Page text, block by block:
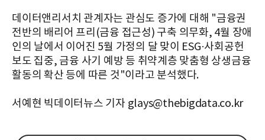
데이터앤리서치 관계자는 관심도 증가에 대해 "금융권
전반의 배리어 프리(금융 접근성) 구축 의무화, 4월 장애
인의 날에서 이어진 5월 가정의 달 맞이 ESG·사회공헌
보도 집중, 금융 사기 예방 등 취약계층 맞춤형 상생금융
활동의 확산 등에 따른 것"이라고 분석했다.
서예현 빅데이터뉴스 기자 glays@thebigdata.co.kr